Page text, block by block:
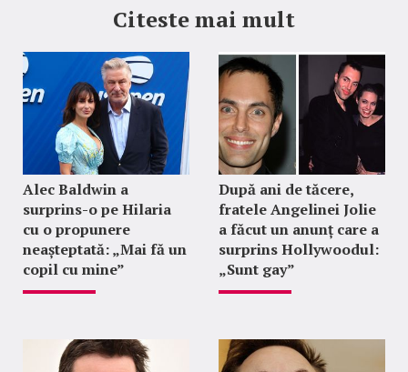
Citeste mai mult
Alec Baldwin a
surprins-o pe Hilaria
cu o propunere
neașteptată: „Mai fă un
copil cu mine”
După ani de tăcere,
fratele Angelinei Jolie
a făcut un anunț care a
surprins Hollywoodul:
„Sunt gay”